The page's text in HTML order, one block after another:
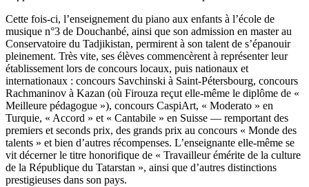
Cette fois-ci, l’enseignement du piano aux enfants à l’école de
musique n°3 de Douchanbé, ainsi que son admission en master au
Conservatoire du Tadjikistan, permirent à son talent de s’épanouir
pleinement. Très vite, ses élèves commencèrent à représenter leur
établissement lors de concours locaux, puis nationaux et
internationaux : concours Savchinski à Saint-Pétersbourg, concours
Rachmaninov à Kazan (où Firouza reçut elle-même le diplôme de «
Meilleure pédagogue »), concours CaspiArt, « Moderato » en
Turquie, « Accord » et « Cantabile » en Suisse — remportant des
premiers et seconds prix, des grands prix au concours « Monde des
talents » et bien d’autres récompenses. L’enseignante elle-même se
vit décerner le titre honorifique de « Travailleur émérite de la culture
de la République du Tatarstan », ainsi que d’autres distinctions
prestigieuses dans son pays.